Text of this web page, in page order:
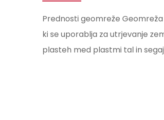
Prednosti geomreže
ki se uporablja za utrjevanje
plasteh med plastmi tal in